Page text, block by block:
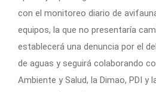
con el monitoreo diario de
equipos, la que no presentaría
establecerá una denuncia por el
de aguas y seguirá colaborando
Ambiente y Salud, la Dimao, PDI y